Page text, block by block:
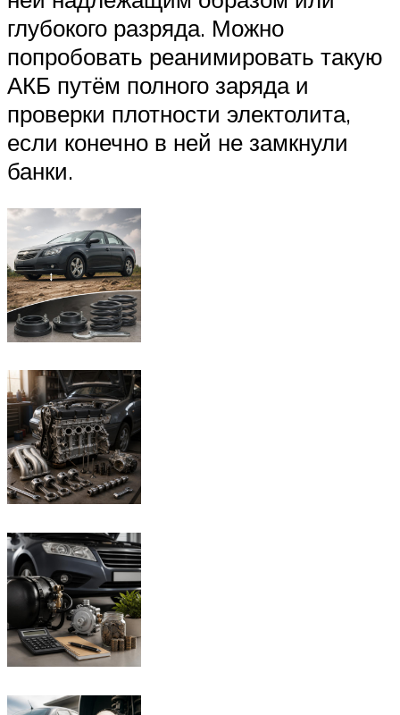
глубокого разряда. Можно
попробовать реанимировать такую
АКБ путём полного заряда и
проверки плотности электолита,
если конечно в ней не замкнули
банки.